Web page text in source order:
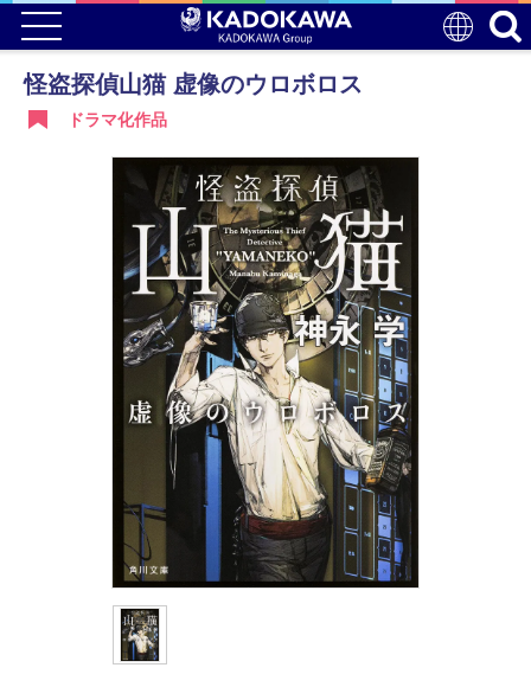
怪盗探偵山猫 虚像のウロボロス
ドラマ化作品